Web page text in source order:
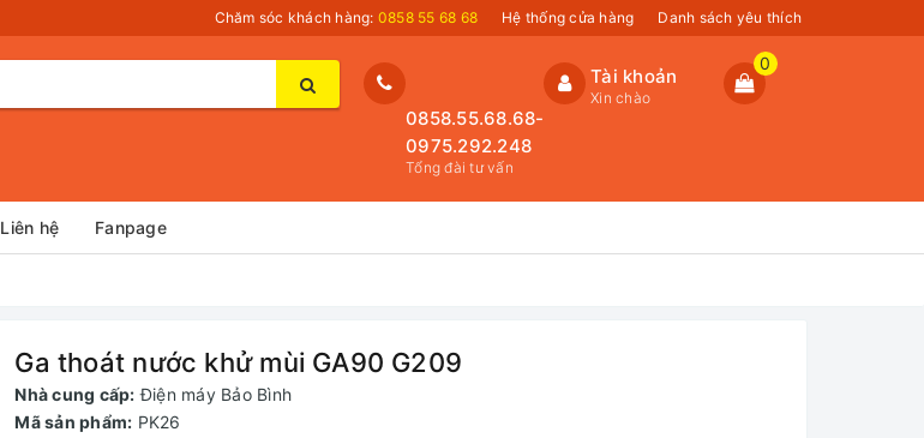
Chăm sóc khách hàng: 0858 55 68 68 Hệ thống cửa hàng Danh sách yêu thích
0858.55.68.68-
0975.292.248
Tổng đài tư vấn
Tài khoản
Xin chào
0
Liên hệ Fanpage
Ga thoát nước khử mùi GA90 G209
Nhà cung cấp: Điện máy Bảo Bình
Mã sản phẩm: PK26